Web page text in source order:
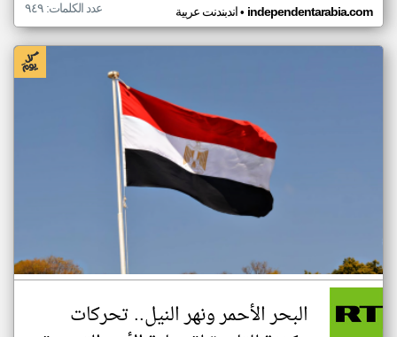
اندبندنت عربية• independentarabia.com عدد الكلمات: ٩٤٩
البحر الأحمر ونهر النيل.. تحركات